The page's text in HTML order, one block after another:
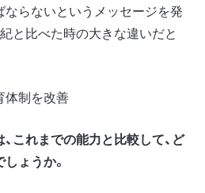
らないというメッセージを発
と比べた時の大きな違いだと
制を改善
これまでの能力と比較して、ど
ょうか。